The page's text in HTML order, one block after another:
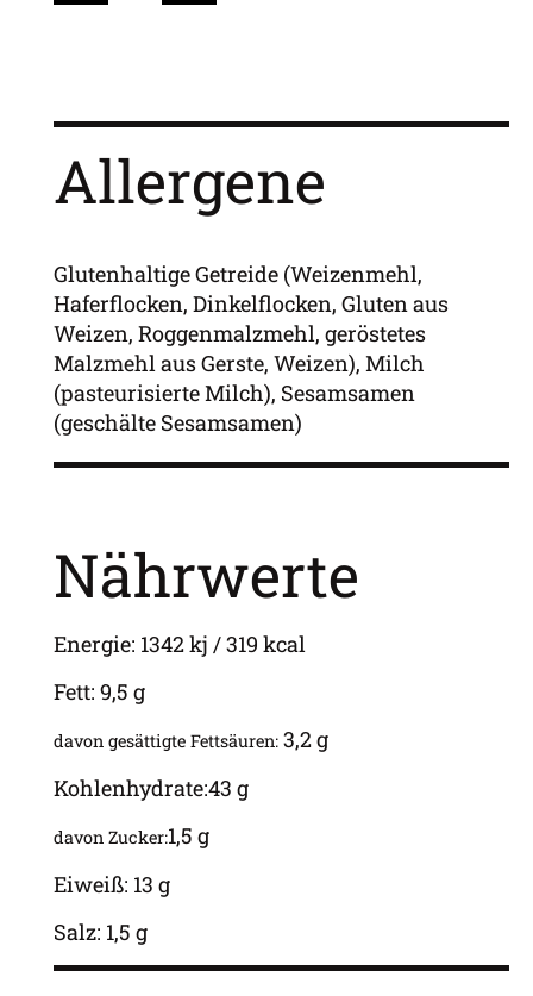
Allergene
Glutenhaltige Getreide (Weizenmehl,
Haferflocken, Dinkelflocken, Gluten aus
Weizen, Roggenmalzmehl, geröstetes
Malzmehl aus Gerste, Weizen), Milch
(pasteurisierte Milch), Sesamsamen
(geschälte Sesamsamen)
Nährwerte
Energie: 1342 kj / 319 kcal
Fett: 9,5 g
davon gesättigte Fettsäuren: 3,2 g
Kohlenhydrate:43 g
davon Zucker:1,5 g
Eiweiß: 13 g
Salz: 1,5 g